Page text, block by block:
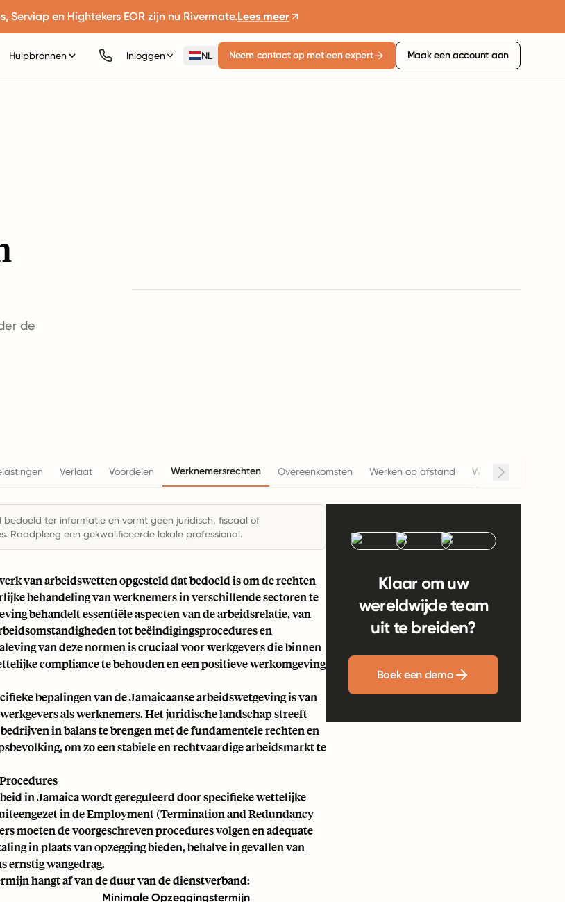
Serviap en Hightekers EOR zijn nu Rivermate.Lees meer
Hulpbronnen Inloggen NL Neem contact op met een expert Maak een account aan
de
Verlaat Voordelen Werknemersrechten Overeenkomsten Werken op afstand Werkuren
bedoeld ter informatie en vormt geen juridisch, fiscaal of
Raadpleeg een gekwalificeerde lokale professional.
van arbeidswetten opgesteld dat bedoeld is om de rechten
behandeling van werknemers in verschillende sectoren te
behandelt essentiële aspecten van de arbeidsrelatie, van
tot beëindigingsprocedures en
van deze normen is cruciaal voor werkgevers die binnen
compliance te behouden en een positieve werkomgeving
bepalingen van de Jamaicaanse arbeidswetgeving is van
als werknemers. Het juridische landschap streeft
in balans te brengen met de fundamentele rechten en
om zo een stabiele en rechtvaardige arbeidsmarkt te
in Jamaica wordt gereguleerd door specifieke wettelijke
in de Employment (Termination and Redundancy
moeten de voorgeschreven procedures volgen en adequate
in plaats van opzegging bieden, behalve in gevallen van
ernstig wangedrag.
hangt af van de duur van de dienstverband:
Minimale Opzeggingstermijn
Klaar om uw
wereldwijde team
uit te breiden?
Boek een demo